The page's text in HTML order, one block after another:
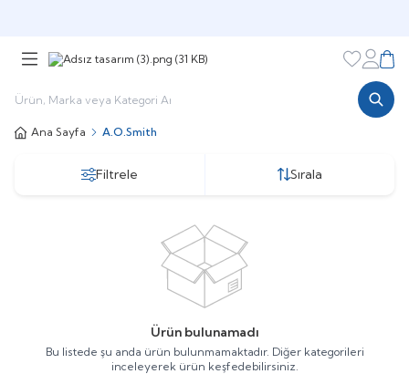
Favorilerim
Ana Sayfa A.O.Smith
Filtrele Sırala
Ürün bulunamadı
Bu listede şu anda ürün bulunmamaktadır. Diğer kategorileri
inceleyerek ürün keşfedebilirsiniz.